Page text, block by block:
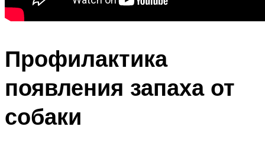
Профилактика
появления запаха от
собаки